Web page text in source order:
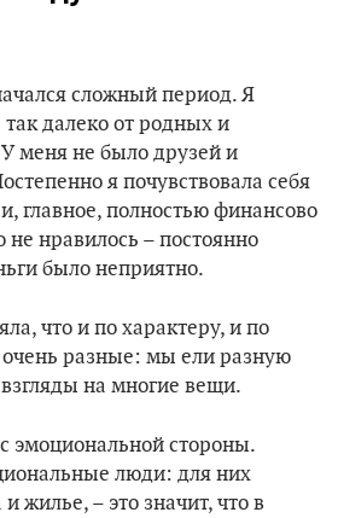
сложный период. Я
далеко от родных и
меня не было друзей и
я почувствовала себя
главное, полностью финансово
нравилось – постоянно
было неприятно.
что и по характеру, и по
разные: мы ели разную
на многие вещи.
эмоциональной стороны.
люди: для них
жилье, – это значит, что в